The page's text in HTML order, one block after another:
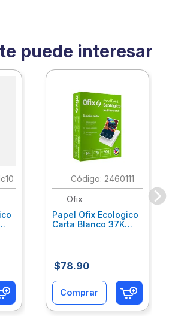
puede interesar
: 2460111
Ofix
Papel Ofix Ecologico
Carta Blanco 37K
$78.90
Comprar